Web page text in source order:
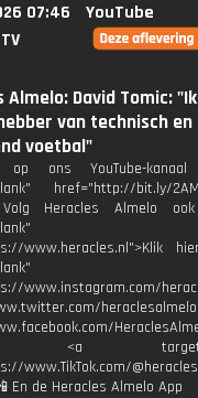
07:46
YouTube
Almelo: David Tomic:
van technisch en
voetbal"
op ons YouTube-
href="http://bit.ly/
Heracles Almelo
www.heracles.nl">Klik
www.instagram.com/
heraclesalmelo
<a
www.TikTok.com/
En de Heracles Almelo App